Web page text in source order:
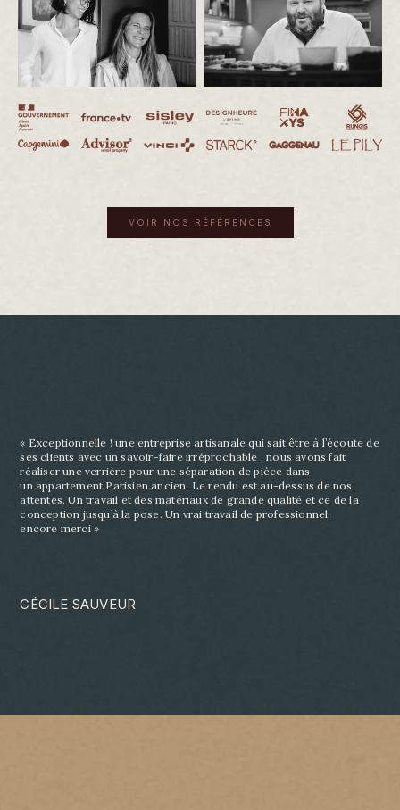
VOIR NOS RÉFÉRENCES
« Exceptionnelle ! une entreprise artisanale qui sait être à l’écoute de
ses clients avec un savoir-faire irréprochable . nous avons fait
réaliser une verrière pour une séparation de pièce dans
un appartement Parisien ancien. Le rendu est au-dessus de nos
attentes. Un travail et des matériaux de grande qualité et ce de la
conception jusqu’à la pose. Un vrai travail de professionnel.
encore merci »
CÉCILE SAUVEUR